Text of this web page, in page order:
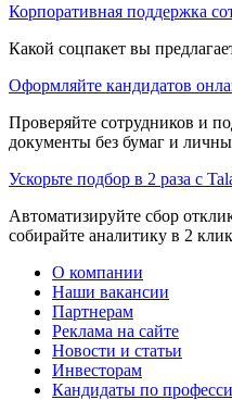
Корпоративная поддержка
Какой соцпакет вы
Оформляйте кандидатов
Проверяйте сотрудников и
документы без бумаг и
Ускорьте подбор в 2 раза с
Автоматизируйте сбор
собирайте аналитику в 2
О компании
Наши вакансии
Партнерам
Реклама на сайте
Новости и статьи
Инвесторам
Кандидаты по